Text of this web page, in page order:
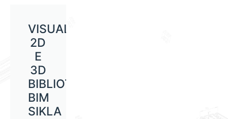
VISUALIZAÇÃO
2D
E
3D
BIBLIOTECA
BIM
SIKLA